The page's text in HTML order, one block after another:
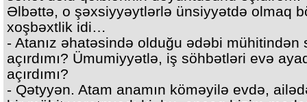
Əlbəttə, o şəxsiyyəytlərlə ünsiyyətdə olmaq
xoşbəxtlik idi…
- Atanız əhatəsində olduğu ədəbi mühitindən
açırdımı? Ümumiyyətlə, iş söhbətləri evə
açırdımı?
- Qətyyən. Atam anamın köməyilə evdə,